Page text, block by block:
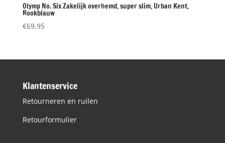
Olymp No. Six Zakelijk overhemd, super slim, Urban Kent,
Rookblauw
€69,95
Klantenservice
Retourneren en ruilen
Retourformulier